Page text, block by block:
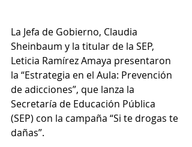
La Jefa de Gobierno, Claudia
Sheinbaum y la titular de la SEP,
Leticia Ramírez Amaya presentaron
la “Estrategia en el Aula: Prevención
de adicciones”, que lanza la
Secretaría de Educación Pública
(SEP) con la campaña “Si te drogas te
dañas”.